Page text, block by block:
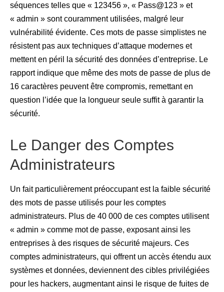
séquences telles que « 123456 », « Pass@123 » et
« admin » sont couramment utilisées, malgré leur
vulnérabilité évidente. Ces mots de passe simplistes ne
résistent pas aux techniques d’attaque modernes et
mettent en péril la sécurité des données d’entreprise. Le
rapport indique que même des mots de passe de plus de
16 caractères peuvent être compromis, remettant en
question l’idée que la longueur seule suffit à garantir la
sécurité.
Le Danger des Comptes
Administrateurs
Un fait particulièrement préoccupant est la faible sécurité
des mots de passe utilisés pour les comptes
administrateurs. Plus de 40 000 de ces comptes utilisent
« admin » comme mot de passe, exposant ainsi les
entreprises à des risques de sécurité majeurs. Ces
comptes administrateurs, qui offrent un accès étendu aux
systèmes et données, deviennent des cibles privilégiées
pour les hackers, augmentant ainsi le risque de fuites de